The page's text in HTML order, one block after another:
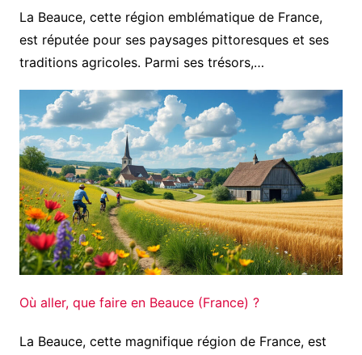
La Beauce, cette région emblématique de France,
est réputée pour ses paysages pittoresques et ses
traditions agricoles. Parmi ses trésors,…
Où aller, que faire en Beauce (France) ?
La Beauce, cette magnifique région de France, est